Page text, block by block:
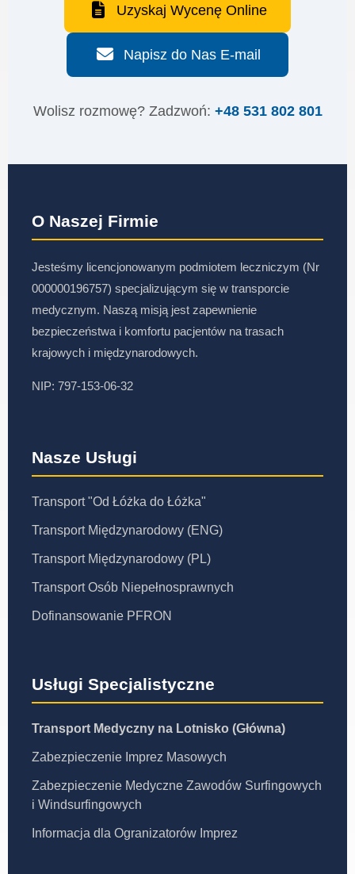
Uzyskaj Wycenę Online
Napisz do Nas E-mail
Wolisz rozmowę? Zadzwoń: +48 531 802 801
O Naszej Firmie
Jesteśmy licencjonowanym podmiotem leczniczym (Nr
000000196757) specjalizującym się w transporcie
medycznym. Naszą misją jest zapewnienie
bezpieczeństwa i komfortu pacjentów na trasach
krajowych i międzynarodowych.
NIP: 797-153-06-32
Nasze Usługi
Transport "Od Łóżka do Łóżka"
Transport Międzynarodowy (ENG)
Transport Międzynarodowy (PL)
Transport Osób Niepełnosprawnych
Dofinansowanie PFRON
Usługi Specjalistyczne
Transport Medyczny na Lotnisko (Główna)
Zabezpieczenie Imprez Masowych
Zabezpieczenie Medyczne Zawodów Surfingowych
i Windsurfingowych
Informacja dla Ogranizatorów Imprez